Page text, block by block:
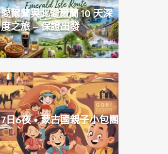
愛爾蘭與北愛爾蘭 10 天深
度之旅 – 保證出發
7日6夜 • 蒙古國親子小包團